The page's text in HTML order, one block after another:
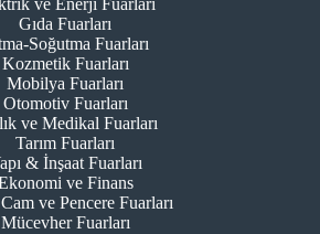
ve Enerji Fuarları
Gıda Fuarları
Soğutma Fuarları
Kozmetik Fuarları
Mobilya Fuarları
Otomotiv Fuarları
ve Medikal Fuarları
Tarım Fuarları
& İnşaat Fuarları
ve Finans
ve Pencere Fuarları
Mücevher Fuarları